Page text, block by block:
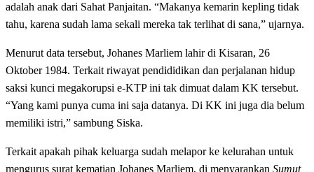
adalah anak dari Sahat Panjaitan. “Makanya kemarin kepling tidak
tahu, karena sudah lama sekali mereka tak terlihat di sana,” ujarnya.
Menurut data tersebut, Johanes Marliem lahir di Kisaran, 26
Oktober 1984. Terkait riwayat pendididikan dan perjalanan hidup
saksi kunci megakorupsi e-KTP ini tak dimuat dalam KK tersebut.
“Yang kami punya cuma ini saja datanya. Di KK ini juga dia belum
memiliki istri,” sambung Siska.
Terkait apakah pihak keluarga sudah melapor ke kelurahan untuk
mengurus surat kematian Johanes Marliem, di menyarankan Sumut